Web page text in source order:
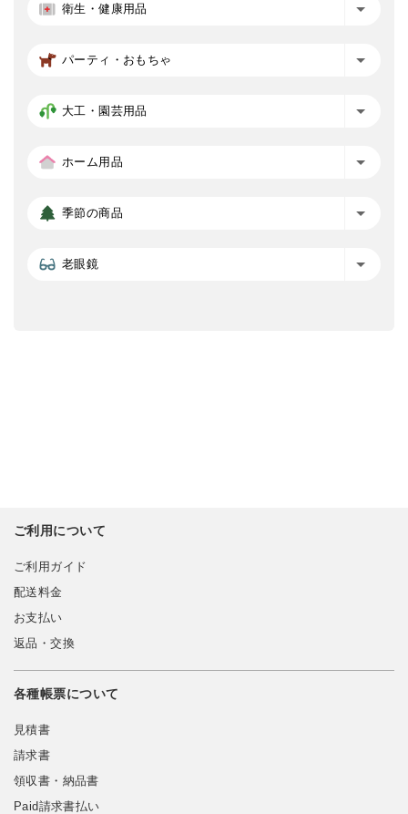
衛生・健康用品
パーティ・おもちゃ
大工・園芸用品
ホーム用品
季節の商品
老眼鏡
ご利用について
ご利用ガイド
配送料金
お支払い
返品・交換
各種帳票について
見積書
請求書
領収書・納品書
Paid請求書払い